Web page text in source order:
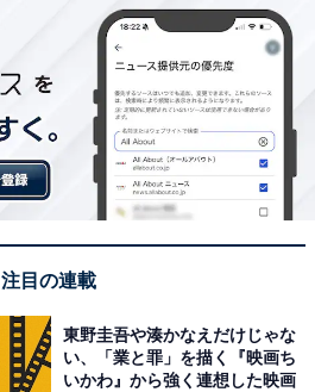
注目の連載
東野圭吾や湊かなえだけじゃな
い、「業と罪」を描く『映画ち
いかわ』から強く連想した映画